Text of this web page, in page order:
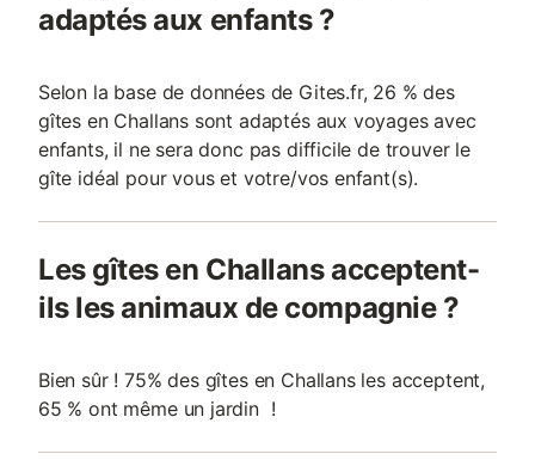
adaptés aux enfants ?
Selon la base de données de Gites.fr, 26 % des
gîtes en Challans sont adaptés aux voyages avec
enfants, il ne sera donc pas difficile de trouver le
gîte idéal pour vous et votre/vos enfant(s).
Les gîtes en Challans acceptent-
ils les animaux de compagnie ?
Bien sûr ! 75% des gîtes en Challans les acceptent,
65 % ont même un jardin !